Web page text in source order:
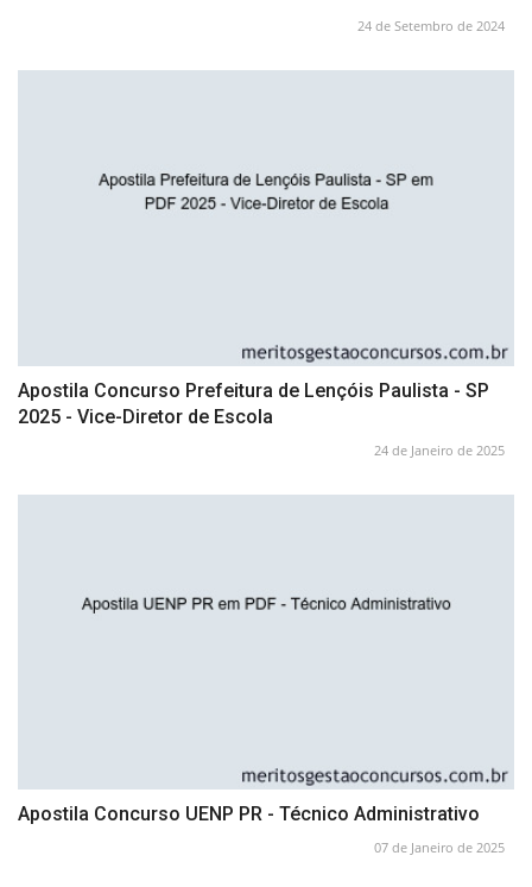
24 de Setembro de 2024
Apostila Concurso Prefeitura de Lençóis Paulista - SP
2025 - Vice-Diretor de Escola
24 de Janeiro de 2025
Apostila Concurso UENP PR - Técnico Administrativo
07 de Janeiro de 2025